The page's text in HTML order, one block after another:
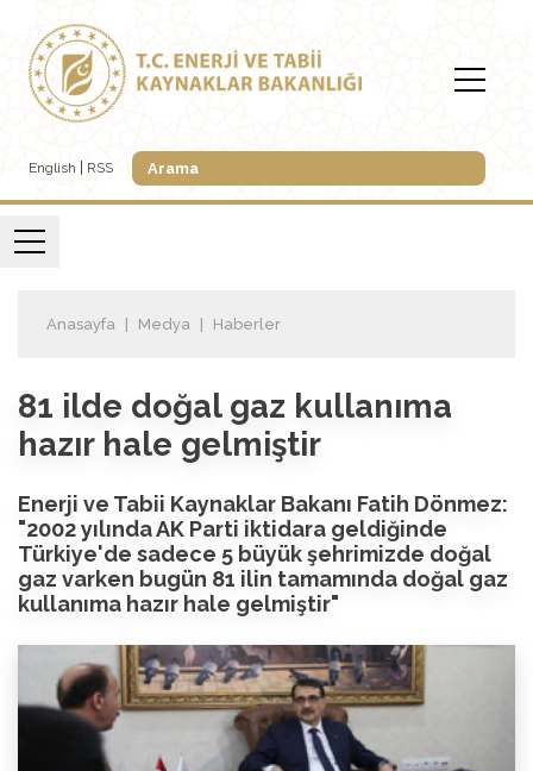
English RSS
Anasayfa Medya Haberler
81 ilde doğal gaz kullanıma
hazır hale gelmiştir
Enerji ve Tabii Kaynaklar Bakanı Fatih Dönmez:
"2002 yılında AK Parti iktidara geldiğinde
Türkiye'de sadece 5 büyük şehrimizde doğal
gaz varken bugün 81 ilin tamamında doğal gaz
kullanıma hazır hale gelmiştir"